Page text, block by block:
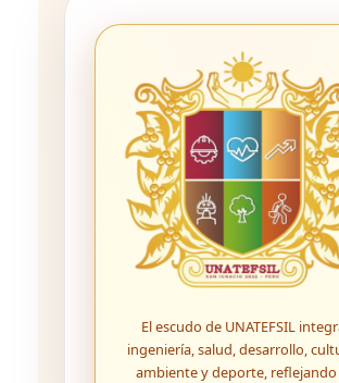
El escudo de UNATEFSIL
ingeniería, salud, desarrollo,
ambiente y deporte, reflejando